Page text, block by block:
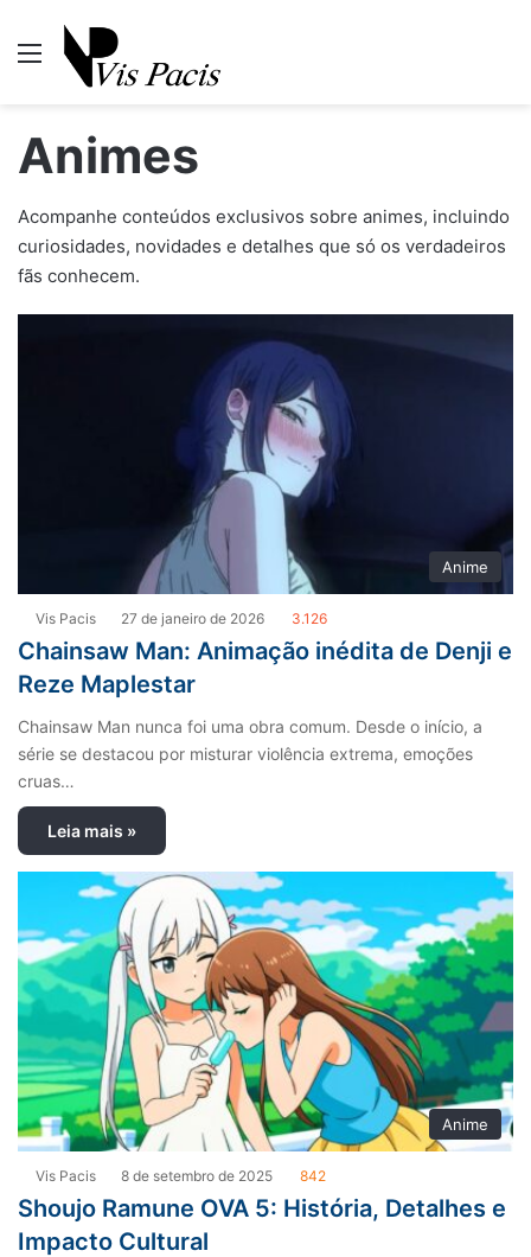
Menu
Animes
Acompanhe conteúdos exclusivos sobre animes, incluindo
curiosidades, novidades e detalhes que só os verdadeiros
fãs conhecem.
Anime
Vis Pacis 27 de janeiro de 2026 3.126
Chainsaw Man: Animação inédita de Denji e
Reze Maplestar
Chainsaw Man nunca foi uma obra comum. Desde o início, a
série se destacou por misturar violência extrema, emoções
cruas…
Leia mais »
Anime
Vis Pacis 8 de setembro de 2025 842
Shoujo Ramune OVA 5: História, Detalhes e
Impacto Cultural